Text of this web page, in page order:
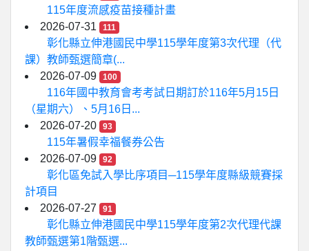
115年度流感疫苗接種計畫
2026-07-31
111
彰化縣立伸港國民中學115學年度第3次代理（代
課）教師甄選簡章(...
2026-07-09
100
116年國中教育會考考試日期訂於116年5月15日
（星期六）、5月16日...
2026-07-20
93
115年暑假幸福餐券公告
2026-07-09
92
彰化區免試入學比序項目─115學年度縣級競賽採
計項目
2026-07-27
91
彰化縣立伸港國民中學115學年度第2次代理代課
教師甄選第1階甄選...